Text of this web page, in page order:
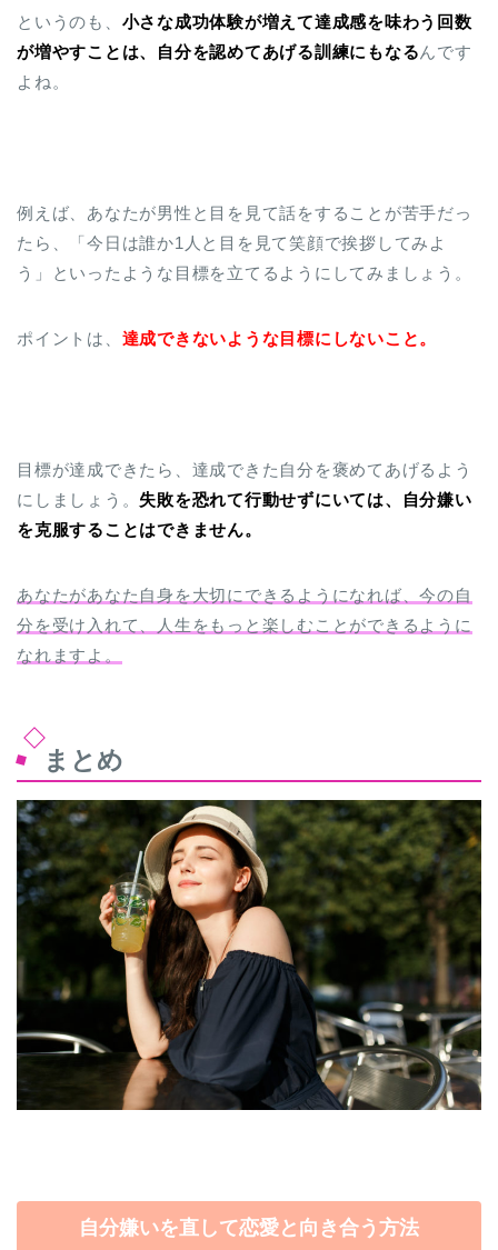
というのも、 小さな成功体験が増えて達成感を味わう回数
が増やすことは、自分を認めてあげる訓練にもなるんです
よね。
例えば、あなたが男性と目を見て話をすることが苦手だっ
たら、「今日は誰か1人と目を見て笑顔で挨拶してみよ
う」といったような目標を立てるようにしてみましょう。
ポイントは、 達成できないような目標にしないこと。
目標が達成できたら、達成できた自分を褒めてあげるよう
にしましょう。 失敗を恐れて行動せずにいては、自分嫌い
を克服することはできません。
あなたがあなた自身を大切にできるようになれば、今の自
分を受け入れて、人生をもっと楽しむことができるように
なれますよ。
まとめ
自分嫌いを直して恋愛と向き合う方法